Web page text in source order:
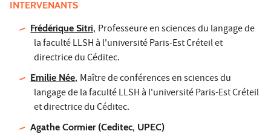
INTERVENANTS
Frédérique Sitri, Professeure en sciences du langage de
la faculté LLSH à l'université Paris-Est Créteil et
directrice du Céditec.
Emilie Née, Maître de conférences en sciences du
langage de la faculté LLSH à l'université Paris-Est Créteil
et directrice du Céditec.
Agathe Cormier (Ceditec, UPEC)